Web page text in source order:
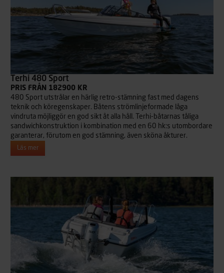
Terhi 480 Sport
PRIS FRÅN 182900 KR
480 Sport utstrålar en härlig retro-stämning fast med dagens
teknik och köregenskaper. Båtens strömlinjeformade låga
vindruta möjliggör en god sikt åt alla håll. Terhi-båtarnas tåliga
sandwichkonstruktion i kombination med en 60 hk:s utombordare
garanterar, förutom en god stämning, även sköna åkturer.
Läs mer